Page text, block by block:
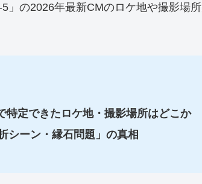
」の2026年最新CMのロケ地や撮影場
特定できたロケ地・撮影場所はどこか
シーン・縁石問題」の真相